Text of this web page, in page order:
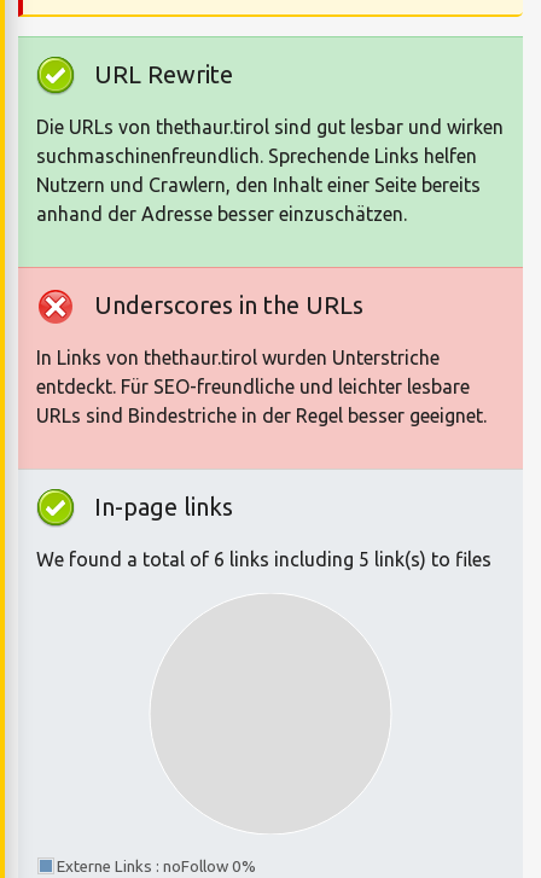
URL Rewrite
Die URLs von thethaur.tirol sind gut lesbar und wirken
suchmaschinenfreundlich. Sprechende Links helfen
Nutzern und Crawlern, den Inhalt einer Seite bereits
anhand der Adresse besser einzuschätzen.
Underscores in the URLs
In Links von thethaur.tirol wurden Unterstriche
entdeckt. Für SEO-freundliche und leichter lesbare
URLs sind Bindestriche in der Regel besser geeignet.
In-page links
We found a total of 6 links including 5 link(s) to files
Externe Links : noFollow 0%